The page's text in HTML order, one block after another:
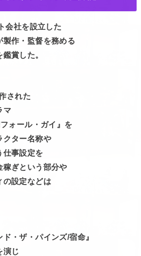
会社を設立した
製作・監督を務める
賞した。
された
マ
ォール・ガイ』を
クター名称や
仕事設定を
稼ぎという部分や
の設定などは
ド・ザ・パインズ/宿命』
演じ